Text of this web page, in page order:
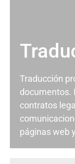
Traducción
documentos.
contratos
páginas web